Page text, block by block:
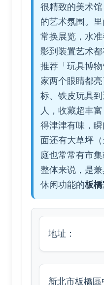
很精致的美术
的艺术氛围。
常换展览，水
影到装置艺术
推荐「玩具博
家两个眼睛都
标、铁皮玩具
人，收藏超丰
得津津有味，
面还有大草坪
庭也常常有市集
整体来说，是
休闲功能的板
地址：
新北市板橋